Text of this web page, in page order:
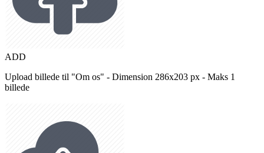
ADD
Upload billede til "Om os" - Dimension 286x203 px - Maks 1
billede